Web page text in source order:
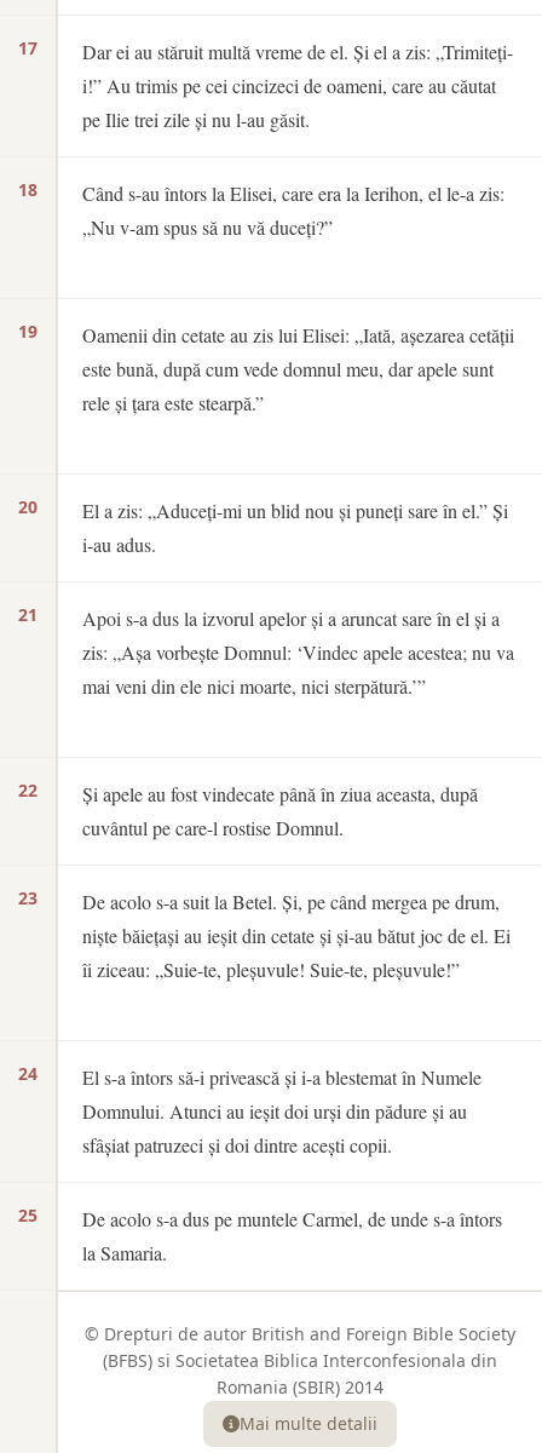
17
18
19
20
21
22
23
24
25
Dar ei au stăruit multă vreme de el. Și el a zis: „Trimiteți-
i!” Au trimis pe cei cincizeci de oameni, care au căutat
pe Ilie trei zile și nu l-au găsit.
Când s-au întors la Elisei, care era la Ierihon, el le-a zis:
„Nu v-am spus să nu vă duceți?”
Oamenii din cetate au zis lui Elisei: „Iată, așezarea cetății
este bună, după cum vede domnul meu, dar apele sunt
rele și țara este stearpă.”
El a zis: „Aduceți-mi un blid nou și puneți sare în el.” Și
i-au adus.
Apoi s-a dus la izvorul apelor și a aruncat sare în el și a
zis: „Așa vorbește Domnul: ‘Vindec apele acestea; nu va
mai veni din ele nici moarte, nici sterpătură.’”
Și apele au fost vindecate până în ziua aceasta, după
cuvântul pe care-l rostise Domnul.
De acolo s-a suit la Betel. Și, pe când mergea pe drum,
niște băiețași au ieșit din cetate și și-au bătut joc de el. Ei
îi ziceau: „Suie-te, pleșuvule! Suie-te, pleșuvule!”
El s-a întors să-i privească și i-a blestemat în Numele
Domnului. Atunci au ieșit doi urși din pădure și au
sfâșiat patruzeci și doi dintre acești copii.
De acolo s-a dus pe muntele Carmel, de unde s-a întors
la Samaria.
© Drepturi de autor British and Foreign Bible Society
(BFBS) si Societatea Biblica Interconfesionala din
Romania (SBIR) 2014
Mai multe detalii